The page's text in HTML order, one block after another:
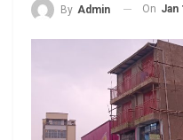
By Admin On Jan